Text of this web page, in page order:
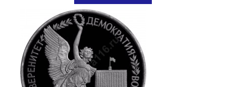
ДОБАВИТЬ В КОРЗИНУ